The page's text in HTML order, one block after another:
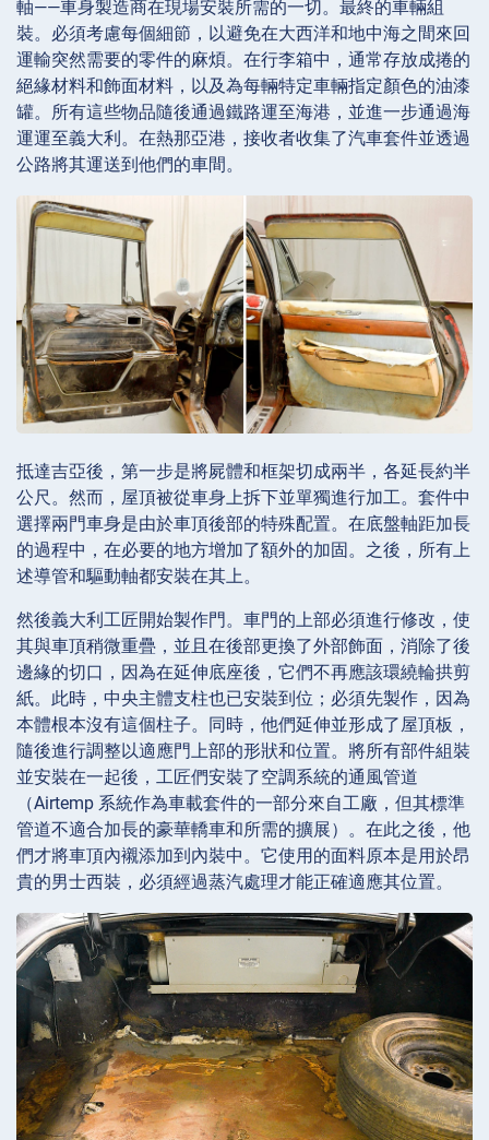
軸——車身製造商在現場安裝所需的一切。最終的車輛組
裝。必須考慮每個細節，以避免在大西洋和地中海之間來回
運輸突然需要的零件的麻煩。在行李箱中，通常存放成捲的
絕緣材料和飾面材料，以及為每輛特定車輛指定顏色的油漆
罐。所有這些物品隨後通過鐵路運至海港，並進一步通過海
運運至義大利。在熱那亞港，接收者收集了汽車套件並透過
公路將其運送到他們的車間。
抵達吉亞後，第一步是將屍體和框架切成兩半，各延長約半
公尺。然而，屋頂被從車身上拆下並單獨進行加工。套件中
選擇兩門車身是由於車頂後部的特殊配置。在底盤軸距加長
的過程中，在必要的地方增加了額外的加固。之後，所有上
述導管和驅動軸都安裝在其上。
然後義大利工匠開始製作門。車門的上部必須進行修改，使
其與車頂稍微重疊，並且在後部更換了外部飾面，消除了後
邊緣的切口，因為在延伸底座後，它們不再應該環繞輪拱剪
紙。此時，中央主體支柱也已安裝到位；必須先製作，因為
本體根本沒有這個柱子。同時，他們延伸並形成了屋頂板，
隨後進行調整以適應門上部的形狀和位置。將所有部件組裝
並安裝在一起後，工匠們安裝了空調系統的通風管道
（Airtemp 系統作為車載套件的一部分來自工廠，但其標準
管道不適合加長的豪華轎車和所需的擴展）。在此之後，他
們才將車頂內襯添加到內裝中。它使用的面料原本是用於昂
貴的男士西裝，必須經過蒸汽處理才能正確適應其位置。